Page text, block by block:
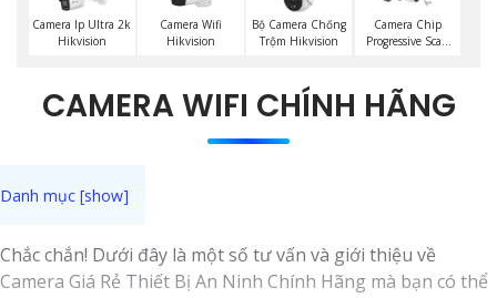
Camera Ip Ultra 2k
Hikvision
Camera Wifi
Hikvision
Bộ Camera Chống
Trộm Hikvision
Camera Chip
Progressive Scan
CAMERA WIFI CHÍNH HÃNG
Chắc chắn! Dưới đây là một số tư vấn và giới thiệu về
Camera Giá Rẻ Thiết Bị An Ninh Chính Hãng mà bạn có thể